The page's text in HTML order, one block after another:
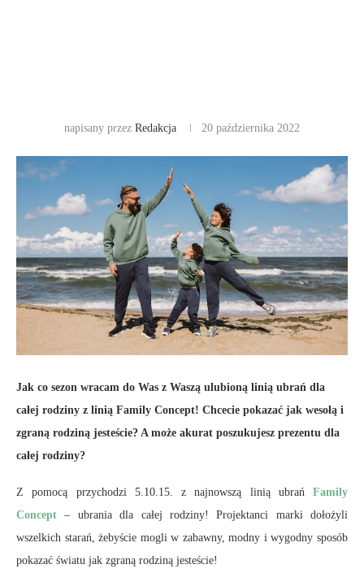
napisany przez Redakcja 20 października 2022
Jak co sezon wracam do Was z Waszą ulubioną linią ubrań dla
całej rodziny z linią Family Concept! Chcecie pokazać jak wesołą i
zgraną rodziną jesteście? A może akurat poszukujesz prezentu dla
całej rodziny?
Z pomocą przychodzi 5.10.15. z najnowszą linią ubrań Family
Concept – ubrania dla całej rodziny! Projektanci marki dołożyli
wszelkich starań, żebyście mogli w zabawny, modny i wygodny sposób
pokazać światu jak zgraną rodziną jesteście!